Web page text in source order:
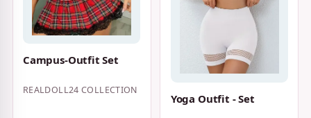
Campus-Outfit Set
REALDOLL24 COLLECTION
Yoga Outfit - Set